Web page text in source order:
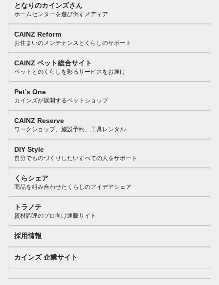
となりのカインズさん
ホームセンターを遊び倒すメディア
CAINZ Reform
お住まいのメンテナンスとくらしのサポート
CAINZ ペット総合サイト
ペットとのくらしを彩るサービスをお届け
Pet’s One
カインズが展開するペットショップ
CAINZ Reserve
ワークショップ、施設予約、工具レンタル
DIY Style
自分でものづくりしたいすべての人をサポート
くらシェア
商品を組み合わせたくらしのアイデアシェア
トラノテ
資材調達のプロ向け通販サイト
採用情報
カインズ 企業サイト